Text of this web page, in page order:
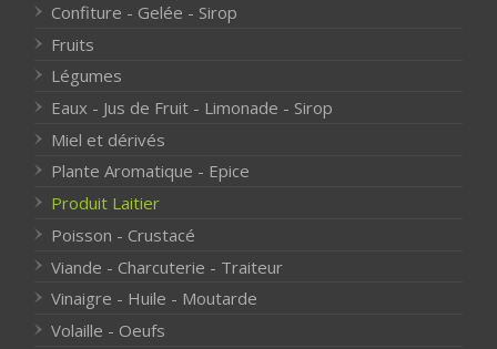
Confiture - Gelée - Sirop
Fruits
Légumes
Eaux - Jus de Fruit - Limonade - Sirop
Miel et dérivés
Plante Aromatique - Epice
Produit Laitier
Poisson - Crustacé
Viande - Charcuterie - Traiteur
Vinaigre - Huile - Moutarde
Volaille - Oeufs